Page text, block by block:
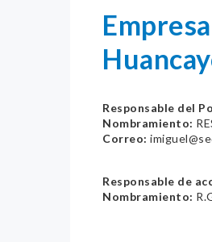
Responsable del
Nombramiento:
Correo:
Responsable de
Nombramiento: